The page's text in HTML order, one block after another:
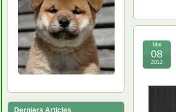
Mai
08
2012
Derniers Articles